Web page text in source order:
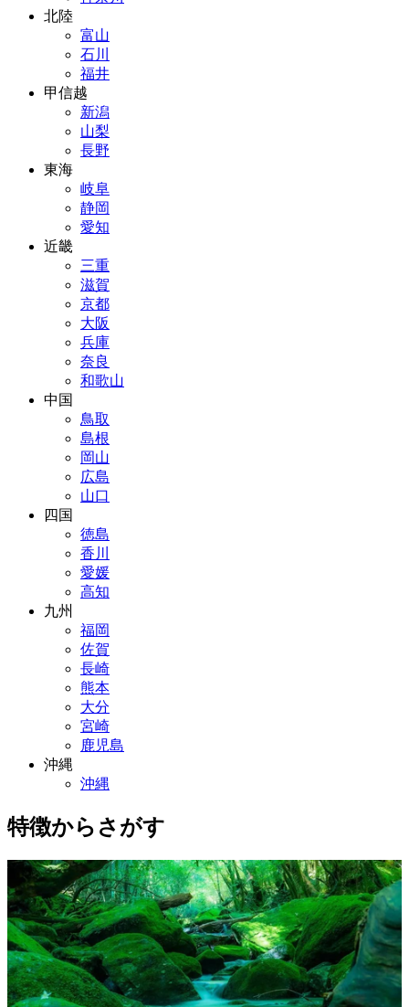
北陸
富山
石川
福井
甲信越
新潟
山梨
長野
東海
岐阜
静岡
愛知
近畿
三重
滋賀
京都
大阪
兵庫
奈良
和歌山
中国
鳥取
島根
岡山
広島
山口
四国
徳島
香川
愛媛
高知
九州
福岡
佐賀
長崎
熊本
大分
宮崎
鹿児島
沖縄
沖縄
特徴からさがす